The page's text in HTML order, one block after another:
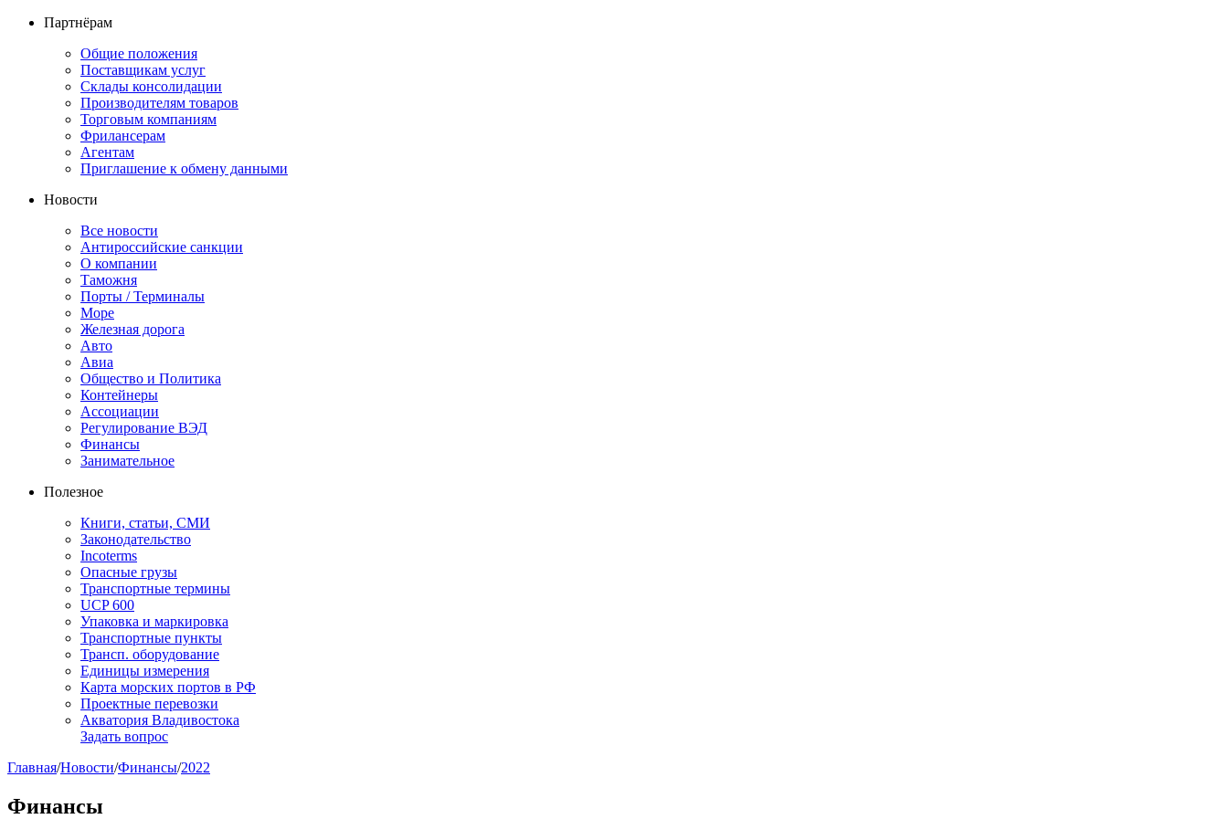
Партнёрам
Общие положения
Поставщикам услуг
Склады консолидации
Производителям товаров
Торговым компаниям
Фрилансерам
Агентам
Приглашение к обмену данными
Новости
Все новости
Антироссийские санкции
О компании
Таможня
Порты / Терминалы
Море
Железная дорога
Авто
Авиа
Общество и Политика
Контейнеры
Ассоциации
Регулирование ВЭД
Финансы
Занимательное
Полезное
Книги, статьи, СМИ
Законодательство
Incoterms
Опасные грузы
Транспортные термины
UCP 600
Упаковка и маркировка
Транспортные пункты
Трансп. оборудование
Единицы измерения
Карта морских портов в РФ
Проектные перевозки
Акватория Владивостока
Задать вопрос
Главная/Новости/Финансы/2022
Финансы